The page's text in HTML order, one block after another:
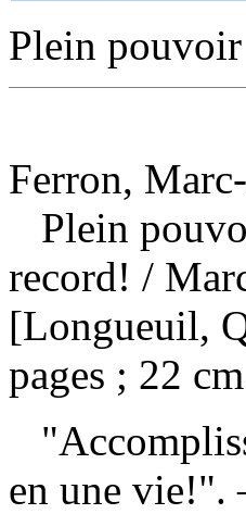
Plein
Ferron,
Plein
record! /
[Longueuil,
pages ; 22
en une